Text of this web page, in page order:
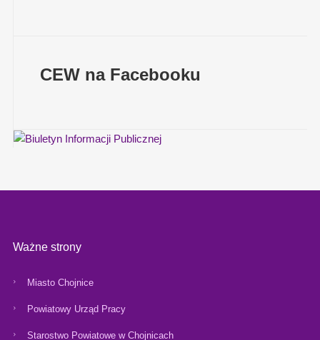
CEW na Facebooku
Ważne strony
Miasto Chojnice
Powiatowy Urząd Pracy
Starostwo Powiatowe w Chojnicach